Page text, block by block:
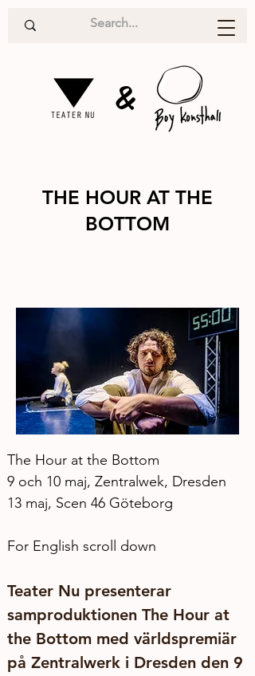
&
THE HOUR AT THE
BOTTOM
The Hour at the Bottom
9 och 10 maj, Zentralwek, Dresden
13 maj, Scen 46 Göteborg
For English scroll down
Teater Nu presenterar
samproduktionen The Hour at
the Bottom med världspremiär
på Zentralwerk i Dresden den 9